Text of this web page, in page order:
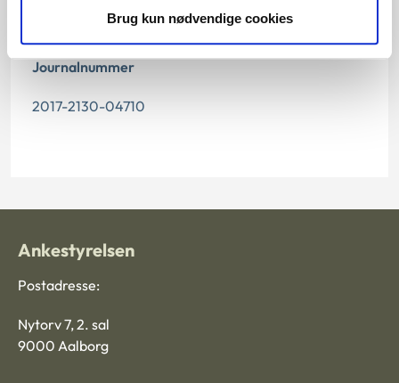
Brug kun nødvendige cookies
§ 84 § 94 § 83
Journalnummer
2017-2130-04710
Ankestyrelsen
Postadresse:
Nytorv 7, 2. sal
9000 Aalborg